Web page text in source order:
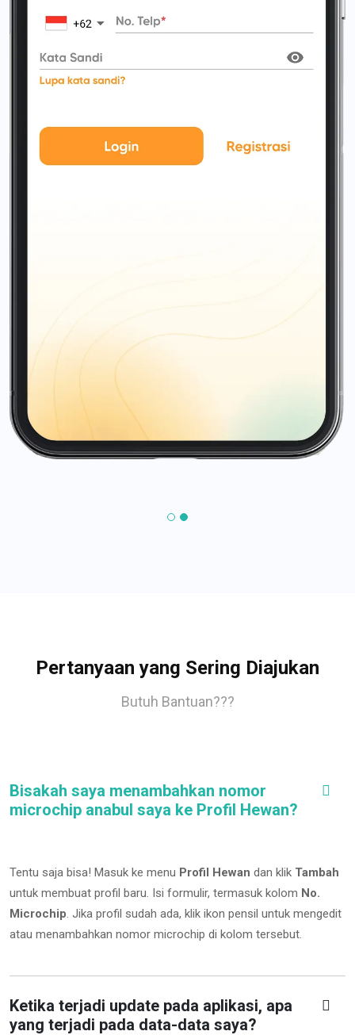
Pertanyaan yang Sering Diajukan
Butuh Bantuan???
Bisakah saya menambahkan nomor
microchip anabul saya ke Profil Hewan?
Tentu saja bisa! Masuk ke menu Profil Hewan dan klik Tambah
untuk membuat profil baru. Isi formulir, termasuk kolom No.
Microchip. Jika profil sudah ada, klik ikon pensil untuk mengedit
atau menambahkan nomor microchip di kolom tersebut.
Ketika terjadi update pada aplikasi, apa
yang terjadi pada data-data saya?